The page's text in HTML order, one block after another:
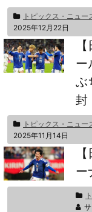
トピックス・ニュー
2025年12月22日
ー
ぶ
封
トピックス・ニュー
2025年11月14日
ー